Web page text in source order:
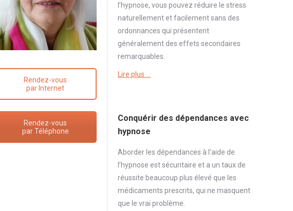
Rendez-vous
par Internet
Rendez-vous
par Téléphone
l’hypnose, vous pouvez réduire le stress
naturellement et facilement sans des
ordonnances qui présentent
généralement des effets secondaires
remarquables.
Lire plus …
Conquérir des dépendances avec
hypnose
Aborder les dépendances à l’aide de
l’hypnose est sécuritaire et a un taux de
réussite beaucoup plus élevé que les
médicaments prescrits, qui ne masquent
que le vrai problème.